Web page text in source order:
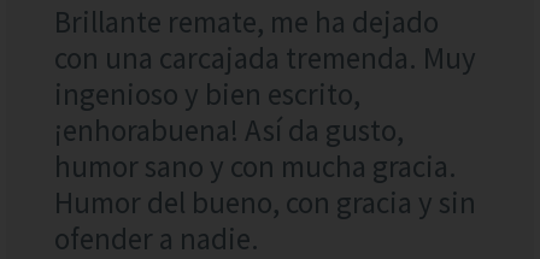
Brillante remate, me ha dejado
con una carcajada tremenda. Muy
ingenioso y bien escrito,
¡enhorabuena! Así da gusto,
humor sano y con mucha gracia.
Humor del bueno, con gracia y sin
ofender a nadie.